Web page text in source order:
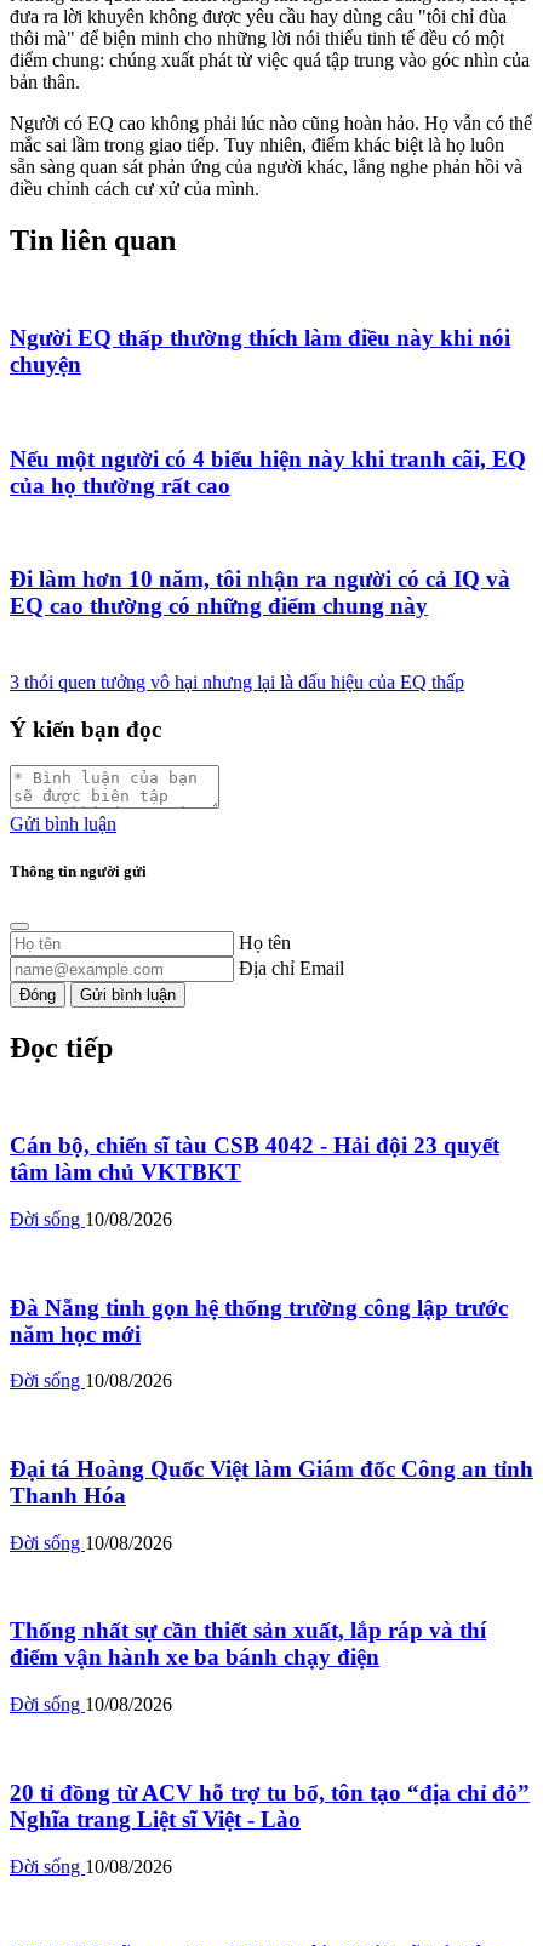
đưa ra lời khuyên không được yêu cầu hay dùng câu "tôi chỉ đùa
thôi mà" để biện minh cho những lời nói thiếu tinh tế đều có một
điểm chung: chúng xuất phát từ việc quá tập trung vào góc nhìn của
bản thân.
Người có EQ cao không phải lúc nào cũng hoàn hảo. Họ vẫn có thể
mắc sai lầm trong giao tiếp. Tuy nhiên, điểm khác biệt là họ luôn
sẵn sàng quan sát phản ứng của người khác, lắng nghe phản hồi và
điều chỉnh cách cư xử của mình.
Tin liên quan
Người EQ thấp thường thích làm điều này khi nói
chuyện
Nếu một người có 4 biểu hiện này khi tranh cãi, EQ
của họ thường rất cao
Đi làm hơn 10 năm, tôi nhận ra người có cả IQ và
EQ cao thường có những điểm chung này
3 thói quen tưởng vô hại nhưng lại là dấu hiệu của EQ thấp
Ý kiến bạn đọc
Gửi bình luận
Thông tin người gửi
Họ tên
Địa chỉ Email
Đóng Gửi bình luận
Đọc tiếp
Cán bộ, chiến sĩ tàu CSB 4042 - Hải đội 23 quyết
tâm làm chủ VKTBKT
Đời sống 10/08/2026
Đà Nẵng tinh gọn hệ thống trường công lập trước
năm học mới
Đời sống 10/08/2026
Đại tá Hoàng Quốc Việt làm Giám đốc Công an tỉnh
Thanh Hóa
Đời sống 10/08/2026
Thống nhất sự cần thiết sản xuất, lắp ráp và thí
điểm vận hành xe ba bánh chạy điện
Đời sống 10/08/2026
20 tỉ đồng từ ACV hỗ trợ tu bổ, tôn tạo “địa chỉ đỏ”
Nghĩa trang Liệt sĩ Việt - Lào
Đời sống 10/08/2026